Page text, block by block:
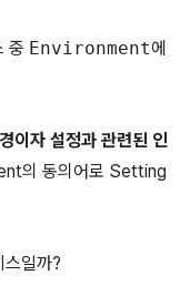
중 Environment에
이자 설정과 관련된 인
의 동의어로 Setting
스일까?